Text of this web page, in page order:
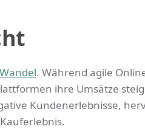
. Während agile
ihre Umsätze
Kundenerlebnisse,